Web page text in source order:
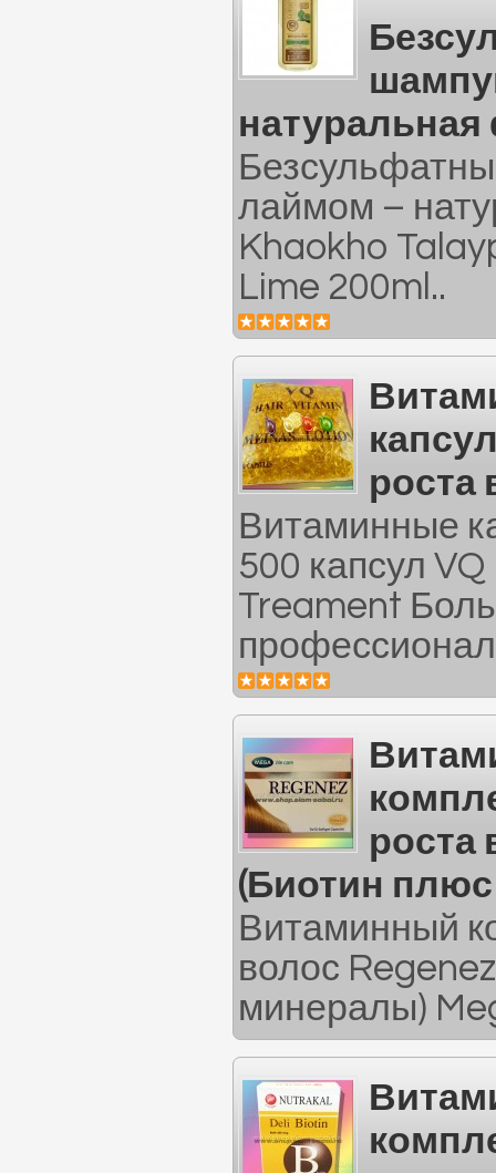
лаймом –
Khaokho
Lime 200ml..
роста
Витаминные
500 капсул
Treament
роста
(Биотин
Витаминный
волос
минералы)